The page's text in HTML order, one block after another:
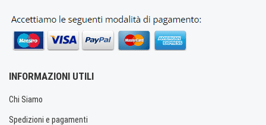
INFORMAZIONI UTILI
Chi Siamo
Spedizioni e pagamenti